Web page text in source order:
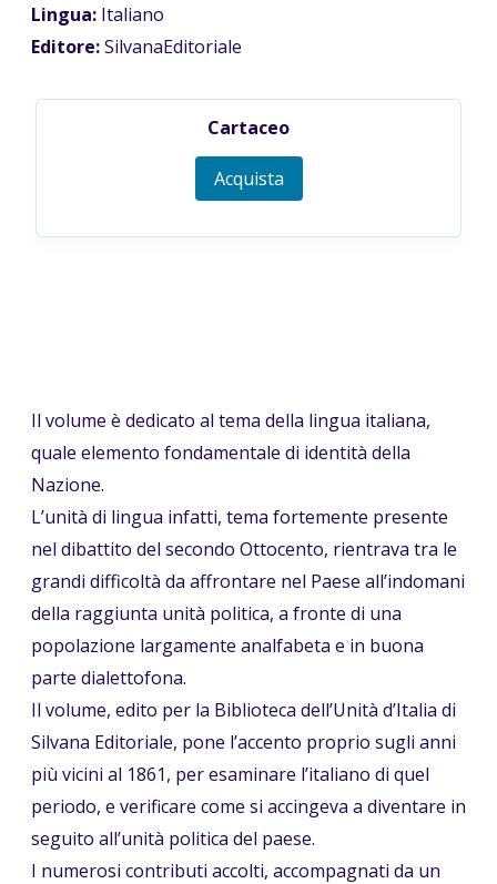
Lingua: Italiano
Editore:SilvanaEditoriale
Cartaceo
Acquista
Il volume è dedicato al tema della lingua italiana,
quale elemento fondamentale di identità della
Nazione.
L’unità di lingua infatti, tema fortemente presente
nel dibattito del secondo Ottocento, rientrava tra le
grandi difficoltà da affrontare nel Paese all’indomani
della raggiunta unità politica, a fronte di una
popolazione largamente analfabeta e in buona
parte dialettofona.
Il volume, edito per la Biblioteca dell’Unità d’Italia di
Silvana Editoriale, pone l’accento proprio sugli anni
più vicini al 1861, per esaminare l’italiano di quel
periodo, e verificare come si accingeva a diventare in
seguito all’unità politica del paese.
I numerosi contributi accolti, accompagnati da un